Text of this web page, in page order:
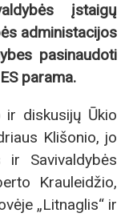
įstaigų
administacijos
pasinaudoti
parama.
ir diskusijų Ūkio
Klišonio, jo
ir Savivaldybės
Krauleidžio,
„Litnaglis“ ir